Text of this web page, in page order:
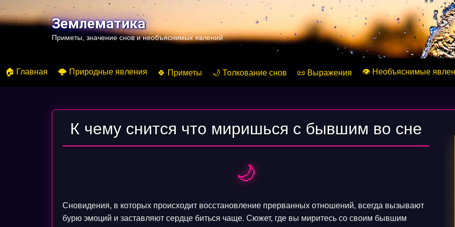
к
содержимомуЗемлематика
Приметы, значение снов и необъяснимых явлений
🏠 Главная 🌩️ Природные явления 🍀 Приметы 🌙 Толкование снов 📜 Выражения 👁️ Необъяснимые
К чему снится что миришься с бывшим во сне
🌙
Сновидения, в которых происходит восстановление прерванных отношений, всегда вызывают
бурю эмоций и заставляют сердце биться чаще. Сюжет, где вы миритесь со своим бывшим